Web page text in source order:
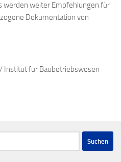
werden weiter Empfehlungen für
Dokumentation von
Institut für Baubetriebswesen